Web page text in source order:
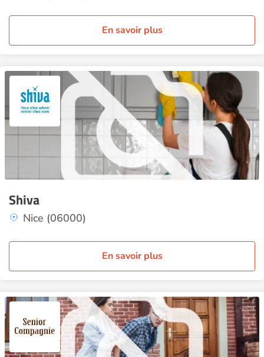
En savoir plus
Shiva
Nice (06000)
En savoir plus